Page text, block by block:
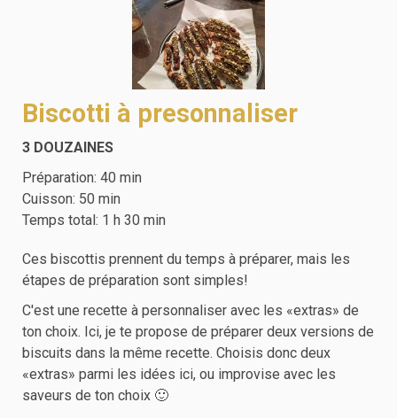
Biscotti à presonnaliser
3 DOUZAINES
Préparation: 40 min
Cuisson: 50 min
Temps total: 1 h 30 min
Ces biscottis prennent du temps à préparer, mais les
étapes de préparation sont simples!
C'est une recette à personnaliser avec les «extras» de
ton choix. Ici, je te propose de préparer deux versions de
biscuits dans la même recette. Choisis donc deux
«extras» parmi les idées ici, ou improvise avec les
saveurs de ton choix 🙂